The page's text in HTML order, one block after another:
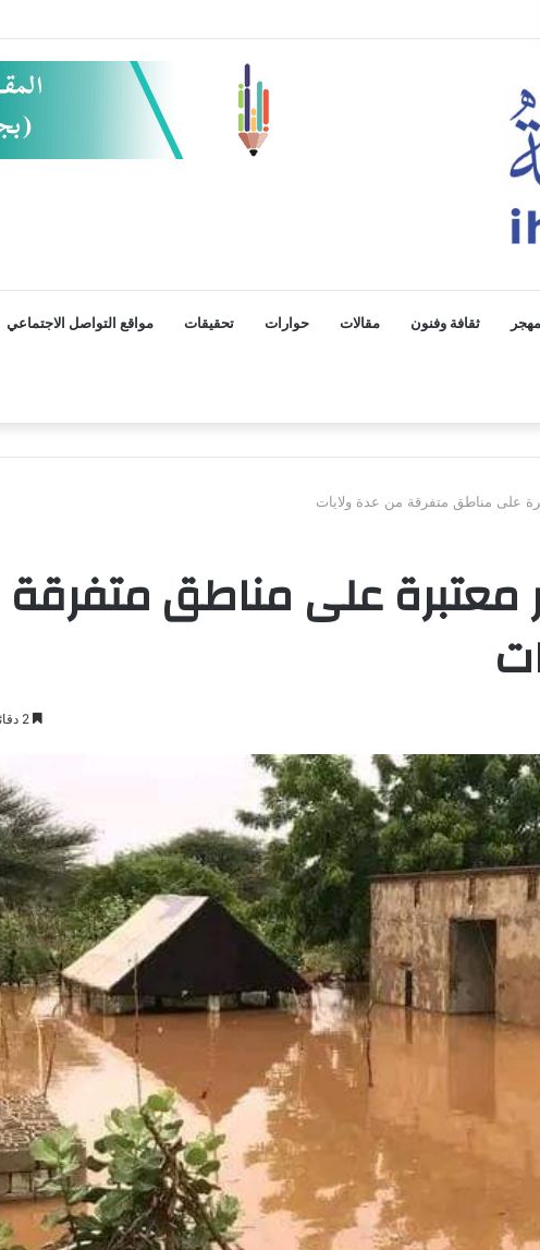
ثقافة وفنون مقالات حوارات تحقيقات مواقع التواصل الاجتماعي
على مناطق متفرقة من عدة ولايات
على مناطق متفرقة